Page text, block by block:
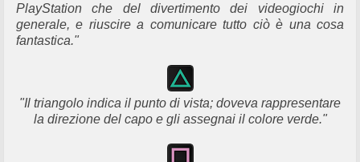
PlayStation che del divertimento dei videogiochi in
generale, e riuscire a comunicare tutto ciò è una cosa
fantastica."
"Il triangolo indica il punto di vista; doveva rappresentare
la direzione del capo e gli assegnai il colore verde."